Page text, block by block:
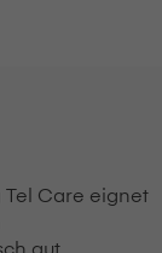
Care eignet
gut